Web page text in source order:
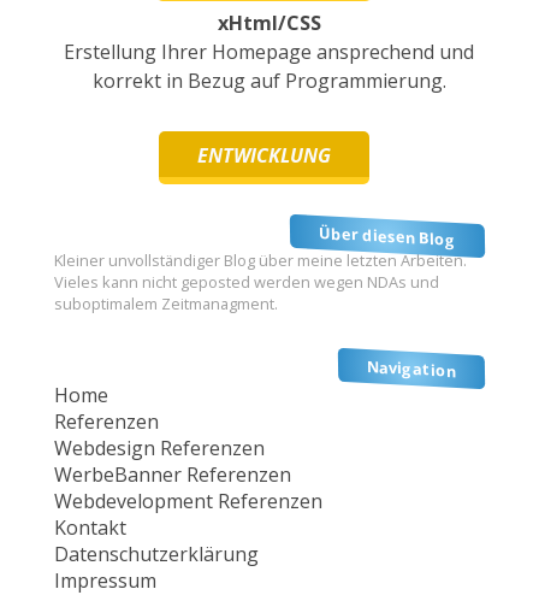
xHtml/CSS
Erstellung Ihrer Homepage ansprechend und
korrekt in Bezug auf Programmierung.
ENTWICKLUNG
Über diesen Blog
Kleiner unvollständiger Blog über meine letzten Arbeiten.
Vieles kann nicht geposted werden wegen NDAs und
suboptimalem Zeitmanagment.
Navigation
Home
Referenzen
Webdesign Referenzen
WerbeBanner Referenzen
Webdevelopment Referenzen
Kontakt
Datenschutzerklärung
Impressum